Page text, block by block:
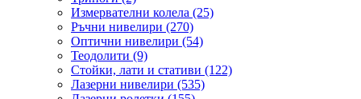
Измервателни колела (25)
Ръчни нивелири (270)
Оптични нивелири (54)
Теодолити (9)
Стойки, лати и стативи (122)
Лазерни нивелири (535)